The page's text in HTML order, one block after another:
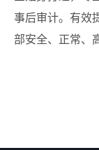
事后审计。有效
部安全、正常、